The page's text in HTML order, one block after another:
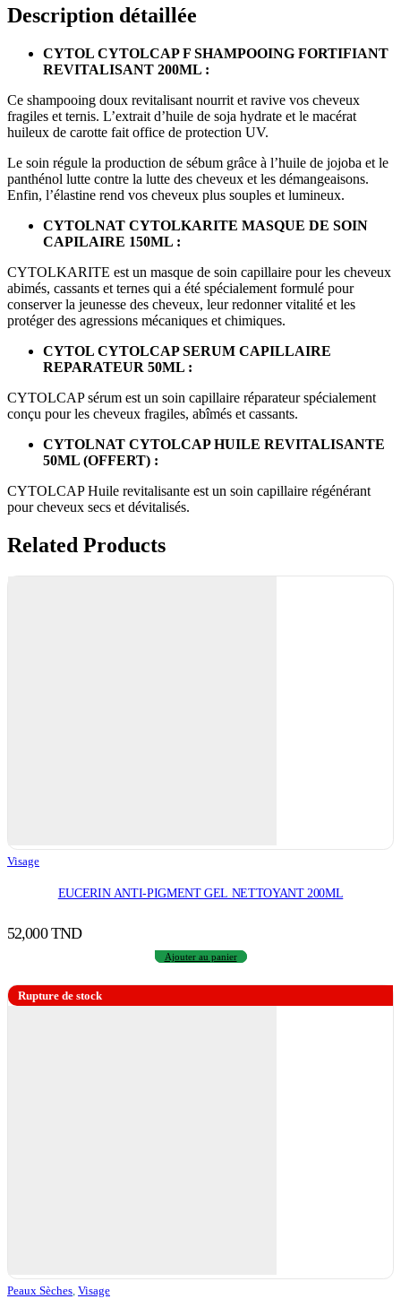
Description détaillée
CYTOL CYTOLCAP F SHAMPOOING FORTIFIANT
REVITALISANT 200ML :
Ce shampooing doux revitalisant nourrit et ravive vos cheveux
fragiles et ternis. L’extrait d’huile de soja hydrate et le macérat
huileux de carotte fait office de protection UV.
Le soin régule la production de sébum grâce à l’huile de jojoba et le
panthénol lutte contre la lutte des cheveux et les démangeaisons.
Enfin, l’élastine rend vos cheveux plus souples et lumineux.
CYTOLNAT CYTOLKARITE MASQUE DE SOIN
CAPILAIRE 150ML :
CYTOLKARITE est un masque de soin capillaire pour les cheveux
abimés, cassants et ternes qui a été spécialement formulé pour
conserver la jeunesse des cheveux, leur redonner vitalité et les
protéger des agressions mécaniques et chimiques.
CYTOL CYTOLCAP SERUM CAPILLAIRE
REPARATEUR 50ML :
CYTOLCAP sérum est un soin capillaire réparateur spécialement
conçu pour les cheveux fragiles, abîmés et cassants.
CYTOLNAT CYTOLCAP HUILE REVITALISANTE
50ML (OFFERT) :
CYTOLCAP Huile revitalisante est un soin capillaire régénérant
pour cheveux secs et dévitalisés.
Related Products
Visage
EUCERIN ANTI-PIGMENT GEL NETTOYANT 200ML
52,000TND
Ajouter au panier
Rupture de stock
Peaux Sèches, Visage